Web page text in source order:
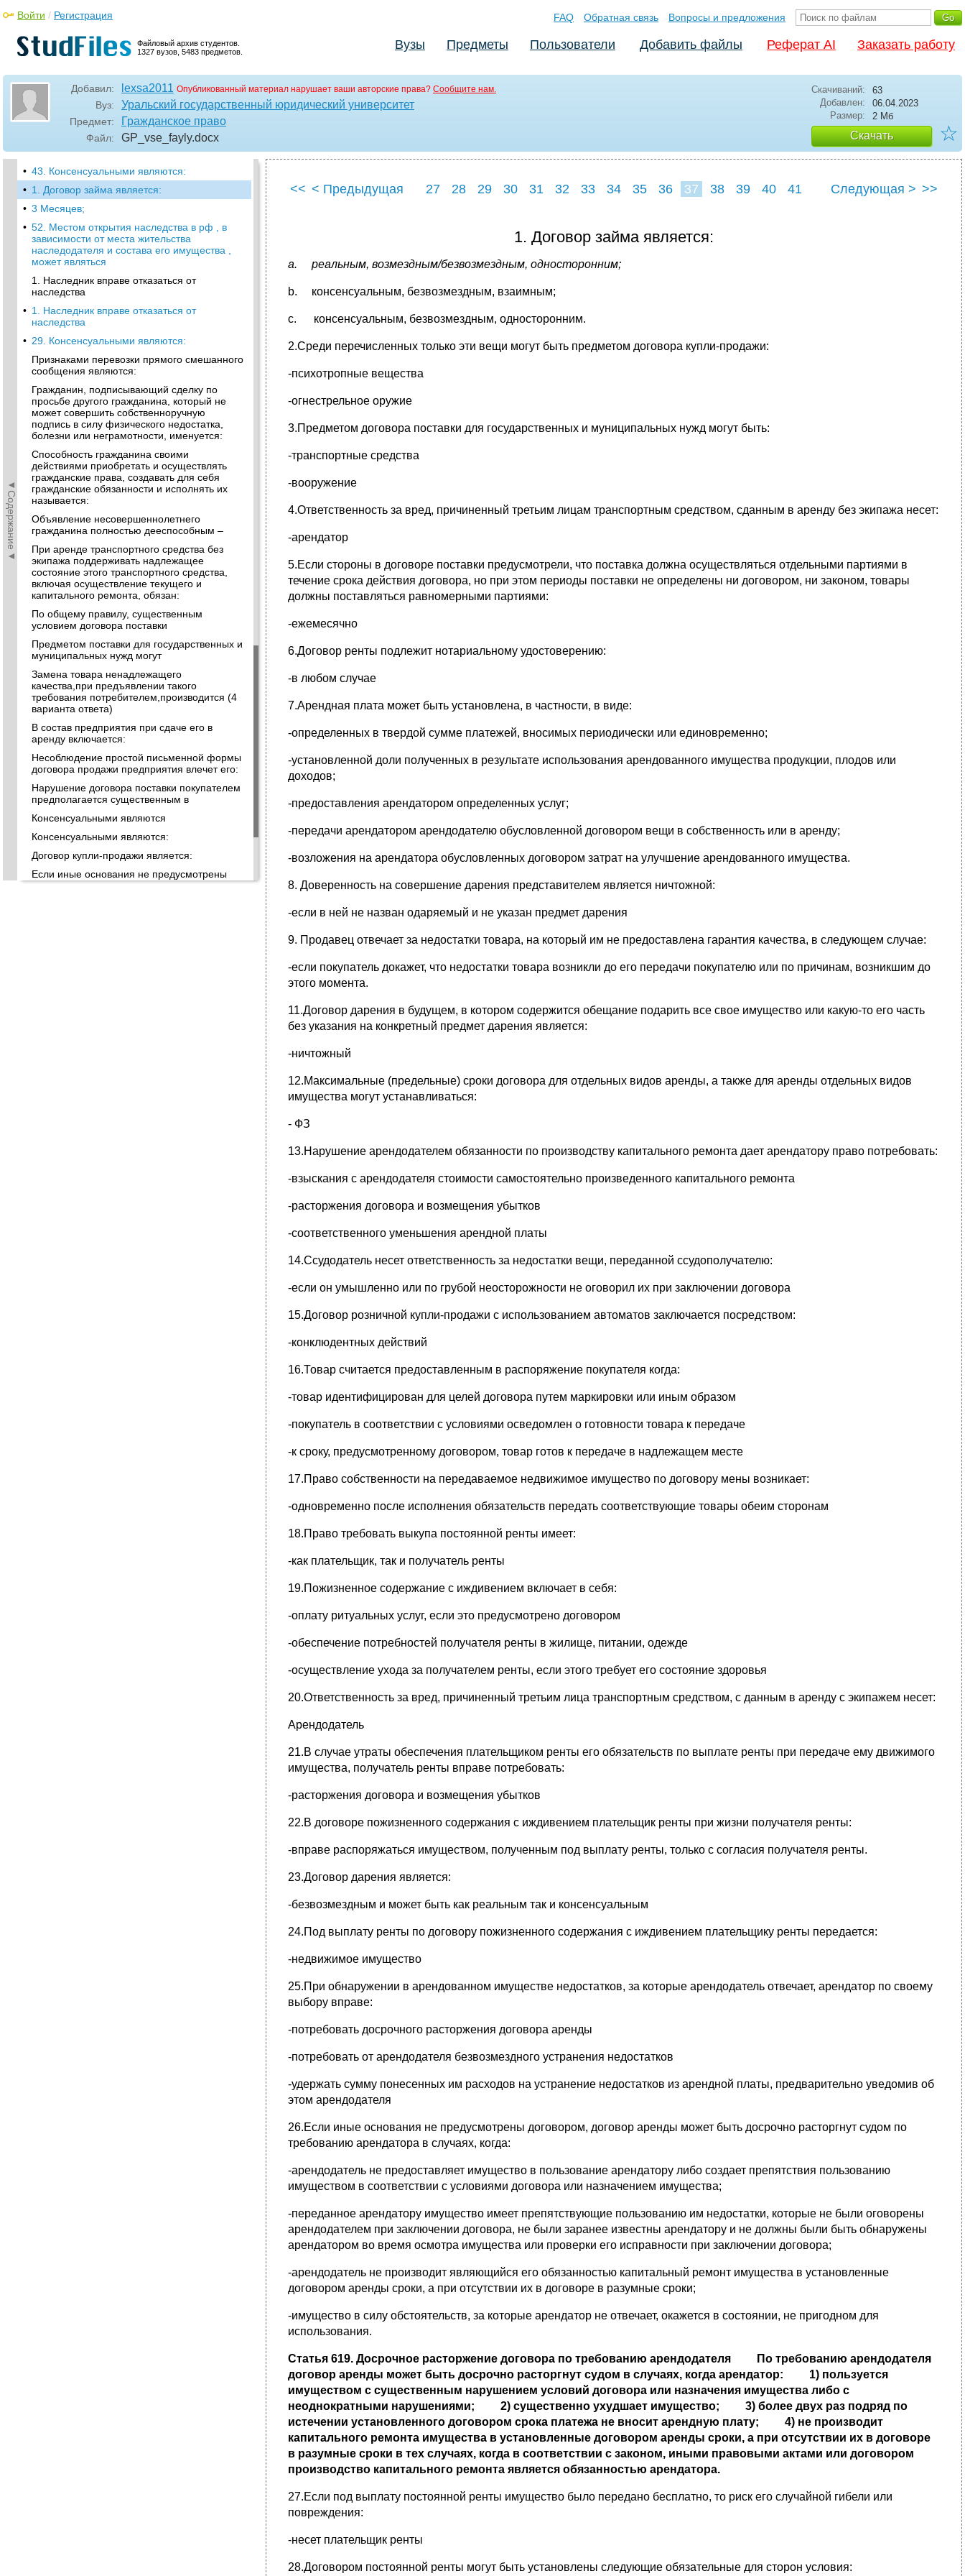
Файловый архив студентов.
1327 вузов, 5483 предметов.
Войти / Регистрация FAQ Обратная связь Вопросы и предложения
Вузы Предметы Пользователи Добавить файлы Реферат AI Заказать работу
Добавил: lexsa2011 Опубликованный материал нарушает ваши авторские права? Сообщите нам.
Вуз: Уральский государственный юридический университет
Предмет: Гражданское право
Файл: GP_vse_fayly.docx
Скачиваний:
63
Добавлен:
06.04.2023
Размер:
2 Мб
Скачать ☆
◄Содержание◄
повреждение (порчу) груза принятого к
• 9. Перевозчик на железнодорожном
транспорте освобождается от
повреждение (порчу) груза принятого к
перевозке если:
• Вопросы теста по наследственному праву
9. Перевозчик на железнодорожном
транспорте освобождается от
ответственности за утрату, недостачу,
• 43. Консенсуальными являются:
• 1. Договор займа является:
• 3 Месяцев;
• 52. Местом открытия наследства в рф , в
зависимости от места жительства
наследодателя и состава его имущества ,
может являться
1. Наследник вправе отказаться от
наследства
• 1. Наследник вправе отказаться от
наследства
• 29. Консенсуальными являются:
Признаками перевозки прямого смешанного
сообщения являются:
Гражданин, подписывающий сделку по
просьбе другого гражданина, который не
может совершить собственноручную
подпись в силу физического недостатка,
болезни или неграмотности, именуется:
Способность гражданина своими
действиями приобретать и осуществлять
гражданские права, создавать для себя
гражданские обязанности и исполнять их
называется:
Объявление несовершеннолетнего
гражданина полностью дееспособным –
При аренде транспортного средства без
экипажа поддерживать надлежащее
состояние этого транспортного средства,
включая осуществление текущего и
капитального ремонта, обязан:
По общему правилу, существенным
условием договора поставки
Предметом поставки для государственных и
муниципальных нужд могут
Замена товара ненадлежащего
качества,при предъявлении такого
требования потребителем,производится (4
варианта ответа)
В состав предприятия при сдаче его в
аренду включается:
Несоблюдение простой письменной формы
договора продажи предприятия влечет его:
Нарушение договора поставки покупателем
предполагается существенным в
Консенсуальными являются
Консенсуальными являются:
Договор купли-продажи является:
Если иные основания не предусмотрены
договором, договор аренды может быть
<< < Предыдущая 27 28 29 30 31 32 33 34 35 36 37 38 39 40 41 Следующая > >>
1. Договор займа является:
a. реальным, возмездным/безвозмездным, односторонним;
b. консенсуальным, безвозмездным, взаимным;
c. консенсуальным, безвозмездным, односторонним.
2.Среди перечисленных только эти вещи могут быть предметом договора купли-продажи:
-психотропные вещества
-огнестрельное оружие
3.Предметом договора поставки для государственных и муниципальных нужд могут быть:
-транспортные средства
-вооружение
4.Ответственность за вред, причиненный третьим лицам транспортным средством, сданным в аренду без экипажа несет:
-арендатор
5.Если стороны в договоре поставки предусмотрели, что поставка должна осуществляться отдельными партиями в
течение срока действия договора, но при этом периоды поставки не определены ни договором, ни законом, товары
должны поставляться равномерными партиями:
-ежемесячно
6.Договор ренты подлежит нотариальному удостоверению:
-в любом случае
7.Арендная плата может быть установлена, в частности, в виде:
-определенных в твердой сумме платежей, вносимых периодически или единовременно;
-установленной доли полученных в результате использования арендованного имущества продукции, плодов или
доходов;
-предоставления арендатором определенных услуг;
-передачи арендатором арендодателю обусловленной договором вещи в собственность или в аренду;
-возложения на арендатора обусловленных договором затрат на улучшение арендованного имущества.
8. Доверенность на совершение дарения представителем является ничтожной:
-если в ней не назван одаряемый и не указан предмет дарения
9. Продавец отвечает за недостатки товара, на который им не предоставлена гарантия качества, в следующем случае:
-если покупатель докажет, что недостатки товара возникли до его передачи покупателю или по причинам, возникшим до
этого момента.
11.Договор дарения в будущем, в котором содержится обещание подарить все свое имущество или какую-то его часть
без указания на конкретный предмет дарения является:
-ничтожный
12.Максимальные (предельные) сроки договора для отдельных видов аренды, а также для аренды отдельных видов
имущества могут устанавливаться:
- ФЗ
13.Нарушение арендодателем обязанности по производству капитального ремонта дает арендатору право потребовать:
-взыскания с арендодателя стоимости самостоятельно произведенного капитального ремонта
-расторжения договора и возмещения убытков
-соответственного уменьшения арендной платы
14.Ссудодатель несет ответственность за недостатки вещи, переданной ссудополучателю:
-если он умышленно или по грубой неосторожности не оговорил их при заключении договора
15.Договор розничной купли-продажи с использованием автоматов заключается посредством:
-конклюдентных действий
16.Товар считается предоставленным в распоряжение покупателя когда:
-товар идентифицирован для целей договора путем маркировки или иным образом
-покупатель в соответствии с условиями осведомлен о готовности товара к передаче
-к сроку, предусмотренному договором, товар готов к передаче в надлежащем месте
17.Право собственности на передаваемое недвижимое имущество по договору мены возникает:
-одновременно после исполнения обязательств передать соответствующие товары обеим сторонам
18.Право требовать выкупа постоянной ренты имеет:
-как плательщик, так и получатель ренты
19.Пожизненное содержание с иждивением включает в себя:
-оплату ритуальных услуг, если это предусмотрено договором
-обеспечение потребностей получателя ренты в жилище, питании, одежде
-осуществление ухода за получателем ренты, если этого требует его состояние здоровья
20.Ответственность за вред, причиненный третьим лица транспортным средством, с данным в аренду с экипажем несет:
Арендодатель
21.В случае утраты обеспечения плательщиком ренты его обязательств по выплате ренты при передаче ему движимого
имущества, получатель ренты вправе потребовать:
-расторжения договора и возмещения убытков
22.В договоре пожизненного содержания с иждивением плательщик ренты при жизни получателя ренты:
-вправе распоряжаться имуществом, полученным под выплату ренты, только с согласия получателя ренты.
23.Договор дарения является:
-безвозмездным и может быть как реальным так и консенсуальным
24.Под выплату ренты по договору пожизненного содержания с иждивением плательщику ренты передается:
-недвижимое имущество
25.При обнаружении в арендованном имуществе недостатков, за которые арендодатель отвечает, арендатор по своему
выбору вправе:
-потребовать досрочного расторжения договора аренды
-потребовать от арендодателя безвозмездного устранения недостатков
-удержать сумму понесенных им расходов на устранение недостатков из арендной платы, предварительно уведомив об
этом арендодателя
26.Если иные основания не предусмотрены договором, договор аренды может быть досрочно расторгнут судом по
требованию арендатора в случаях, когда:
-арендодатель не предоставляет имущество в пользование арендатору либо создает препятствия пользованию
имуществом в соответствии с условиями договора или назначением имущества;
-переданное арендатору имущество имеет препятствующие пользованию им недостатки, которые не были оговорены
арендодателем при заключении договора, не были заранее известны арендатору и не должны были быть обнаружены
арендатором во время осмотра имущества или проверки его исправности при заключении договора;
-арендодатель не производит являющийся его обязанностью капитальный ремонт имущества в установленные
договором аренды сроки, а при отсутствии их в договоре в разумные сроки;
-имущество в силу обстоятельств, за которые арендатор не отвечает, окажется в состоянии, не пригодном для
использования.
Статья 619. Досрочное расторжение договора по требованию арендодателя
По требованию арендодателя
договор аренды может быть досрочно расторгнут судом в случаях, когда арендатор:
1) пользуется
имуществом с существенным нарушением условий договора или назначения имущества либо с
неоднократными нарушениями;
2) существенно ухудшает имущество;
3) более двух раз подряд по
истечении установленного договором срока платежа не вносит арендную плату;
4) не производит
капитального ремонта имущества в установленные договором аренды сроки, а при отсутствии их в договоре
в разумные сроки в тех случаях, когда в соответствии с законом, иными правовыми актами или договором
производство капитального ремонта является обязанностью арендатора.
27.Если под выплату постоянной ренты имущество было передано бесплатно, то риск его случайной гибели или
повреждения:
-несет плательщик ренты
28.Договором постоянной ренты могут быть установлены следующие обязательные для сторон условия: